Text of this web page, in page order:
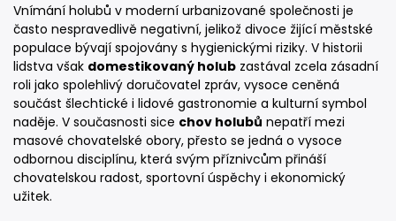
Vnímání holubů v moderní urbanizované společnosti je
často nespravedlivě negativní, jelikož divoce žijící městské
populace bývají spojovány s hygienickými riziky. V historii
lidstva však domestikovaný holub zastával zcela zásadní
roli jako spolehlivý doručovatel zpráv, vysoce ceněná
součást šlechtické i lidové gastronomie a kulturní symbol
naděje. V současnosti sice chov holubů nepatří mezi
masové chovatelské obory, přesto se jedná o vysoce
odbornou disciplínu, která svým příznivcům přináší
chovatelskou radost, sportovní úspěchy i ekonomický
užitek.